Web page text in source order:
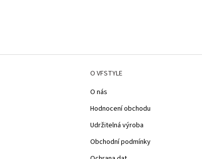
O VFSTYLE
O nás
Hodnocení obchodu
Udržitelná výroba
Obchodní podmínky